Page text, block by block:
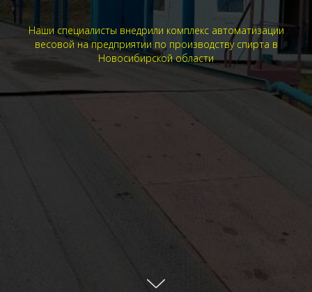
Наши специалисты внедрили комплекс автоматизации
весовой на предприятии по производству спирта в
Новосибирской области